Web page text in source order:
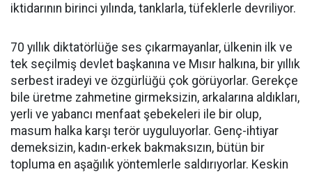
iktidarının birinci yılında, tanklarla, tüfeklerle devriliyor.
70 yıllık diktatörlüğe ses çıkarmayanlar, ülkenin ilk ve
tek seçilmiş devlet başkanına ve Mısır halkına, bir yıllık
serbest iradeyi ve özgürlüğü çok görüyorlar. Gerekçe
bile üretme zahmetine girmeksizin, arkalarına aldıkları,
yerli ve yabancı menfaat şebekeleri ile bir olup,
masum halka karşı terör uyguluyorlar. Genç-ihtiyar
demeksizin, kadın-erkek bakmaksızın, bütün bir
topluma en aşağılık yöntemlerle saldırıyorlar. Keskin